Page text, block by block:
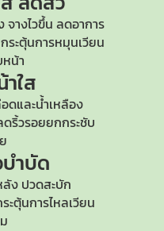
างไวขึ้น ลดอาการ
ระตุ้นการหมุนเวียน
น้า
ใส
ดและน้ำเหลือง
ดริ้วรอยยกกระชับ
ำบัด
ลัง ปวดสะบัก
ะตุ้นการไหลเวียน